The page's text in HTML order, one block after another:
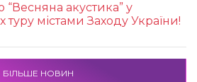
“Весняна акустика” у
туру містами Заходу України!
БІЛЬШЕ НОВИН